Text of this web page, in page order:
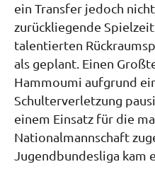
ein Transfer jedoch
zurückliegende
talentierten
als geplant. Einen
Hammoumi aufgrund
Schulterverletzung
einem Einsatz für die
Nationalmannschaft
Jugendbundesliga kam